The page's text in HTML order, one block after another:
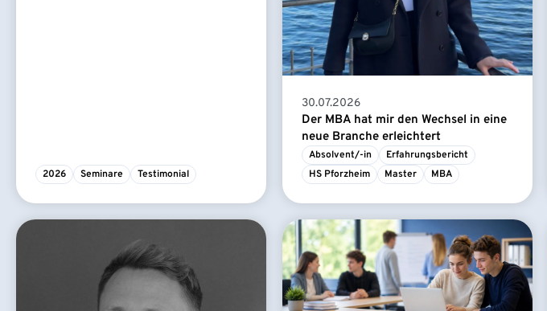
2026 Seminare Testimonial
30.07.2026
Der MBA hat mir den Wechsel in eine
neue Branche erleichtert
Absolvent/-in
Erfahrungsbericht
HS Pforzheim
Master MBA